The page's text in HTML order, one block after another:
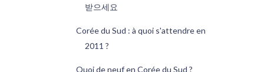
받으세요
Corée du Sud : à quoi s'attendre en
2011 ?
Quoi de neuf en Corée du Sud ?